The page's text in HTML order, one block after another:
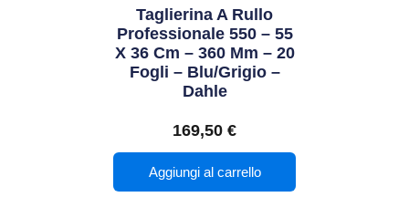
Taglierina A Rullo
Professionale 550 – 55
X 36 Cm – 360 Mm – 20
Fogli – Blu/grigio –
Dahle
169,50 €
Aggiungi al carrello